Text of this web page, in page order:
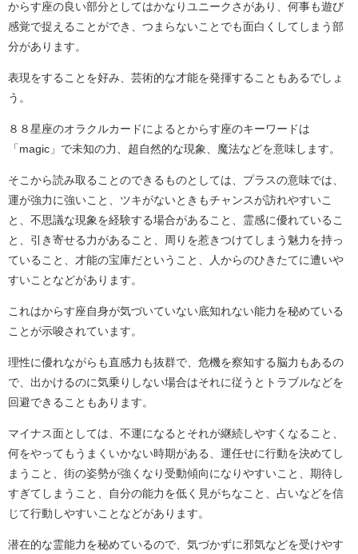
からす座の良い部分としてはかなりユニークさがあり、何事も遊び
感覚で捉えることができ、つまらないことでも面白くしてしまう部
分があります。
表現をすることを好み、芸術的な才能を発揮することもあるでしょ
う。
８８星座のオラクルカードによるとからす座のキーワードは
「magic」で未知の力、超自然的な現象、魔法などを意味します。
そこから読み取ることのできるものとしては、プラスの意味では、
運が強力に強いこと、ツキがないときもチャンスが訪れやすいこ
と、不思議な現象を経験する場合があること、霊感に優れているこ
と、引き寄せる力があること、周りを惹きつけてしまう魅力を持っ
ていること、才能の宝庫だということ、人からのひきたてに遭いや
すいことなどがあります。
これはからす座自身が気づいていない底知れない能力を秘めている
ことが示唆されています。
理性に優れながらも直感力も抜群で、危機を察知する脳力もあるの
で、出かけるのに気乗りしない場合はそれに従うとトラブルなどを
回避できることもあります。
マイナス面としては、不運になるとそれが継続しやすくなること、
何をやってもうまくいかない時期がある、運任せに行動を決めてし
まうこと、街の姿勢が強くなり受動傾向になりやすいこと、期待し
すぎてしまうこと、自分の能力を低く見がちなこと、占いなどを信
じて行動しやすいことなどがあります。
潜在的な霊能力を秘めているので、気づかずに邪気などを受けやす